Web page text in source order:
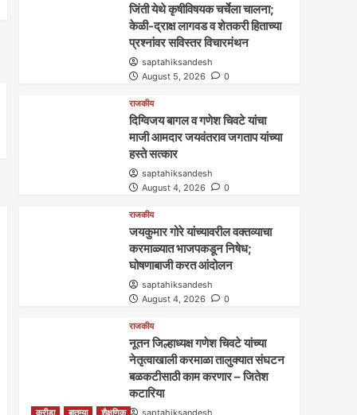
जिंती येथे कृषीविषयक चर्चेला चालना;
केळी-द्राक्ष लागवड व शेतकरी हिताच्या
प्रश्नांवर सविस्तर विचारमंथन
saptahiksandesh
August 5, 2026
0
राजकीय
दिग्विजय बागल व गणेश चिवटे यांचा
माजी आमदार जयवंतराव जगताप यांच्या
हस्ते सत्कार
saptahiksandesh
August 4, 2026
0
राजकीय
जयकुमार गोरे यांच्यावरील वक्तव्याचा
करमाळ्यात भाजपकडून निषेध;
घोषणाबाजी करत आंदोलन
saptahiksandesh
August 4, 2026
0
राजकीय
नूतन जिल्हाध्यक्ष गणेश चिवटे यांच्या
नेतृत्वाखाली करमाळा तालुक्यात संघटन
बळकटीसाठी काम करणार – जितेश
कटारिया
saptahiksandesh
क्रीडा बातम्या शैक्षणिक